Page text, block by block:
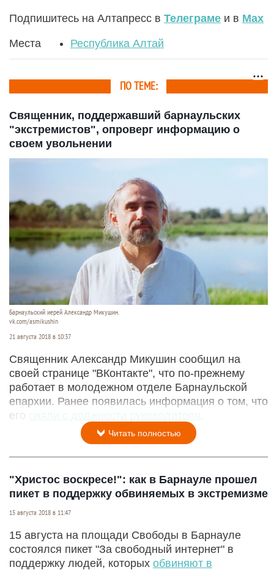
Подпишитесь на Алтапресс в Телеграме и в Max
Места Республика Алтай
ПО ТЕМЕ:
Священник, поддержавший барнаульских
"экстремистов", опроверг информацию о
своем увольнении
Барнаульский иерей Александр Микушин.
vk.com/asmikushin
21 августа 2018 в 10:37
Священник Александр Микушин сообщил на
своей странице "ВКонтакте", что по-прежнему
работает в молодежном отделе Барнаульской
епархии. Ранее появилась информация о том, что
его
Читать полностью
"Христос воскресе!": как в Барнауле прошел
пикет в поддержку обвиняемых в экстремизме
15 августа 2018 в 11:47
15 августа на площади Свободы в Барнауле
состоялся пикет "За свободный интернет" в
поддержку людей, которых обвиняют в